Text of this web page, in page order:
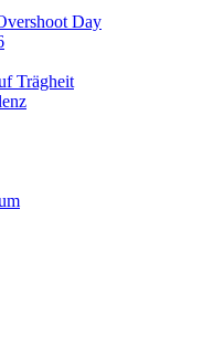
Day
Trägheit